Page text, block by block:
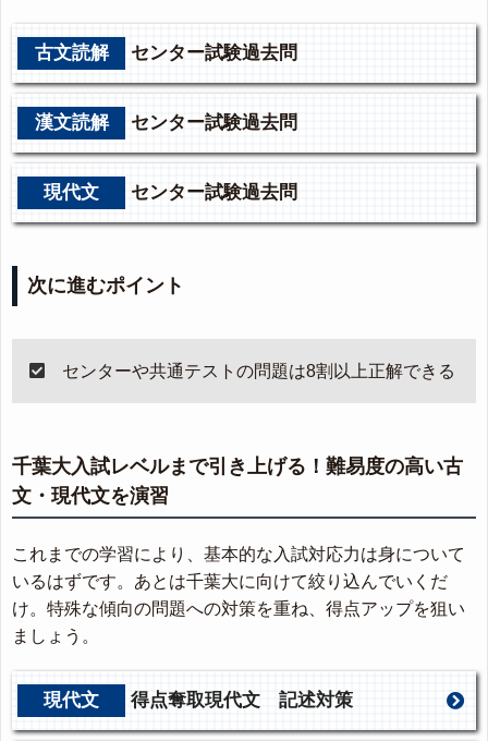
古文読解 センター試験過去問
漢文読解 センター試験過去問
現代文 センター試験過去問
次に進むポイント
センターや共通テストの問題は8割以上正解できる
千葉大入試レベルまで引き上げる！難易度の高い古
文・現代文を演習
これまでの学習により、基本的な入試対応力は身について
いるはずです。あとは千葉大に向けて絞り込んでいくだ
け。特殊な傾向の問題への対策を重ね、得点アップを狙い
ましょう。
現代文 得点奪取現代文 記述対策